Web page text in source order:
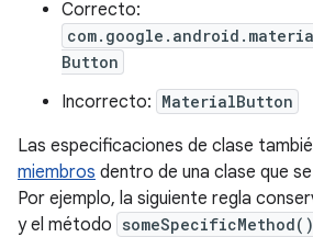
Correcto:
Button
Incorrecto: MaterialButton
Las especificaciones de clase
miembros dentro de una clase que
Por ejemplo, la siguiente regla
y el método someSpecificMethod()